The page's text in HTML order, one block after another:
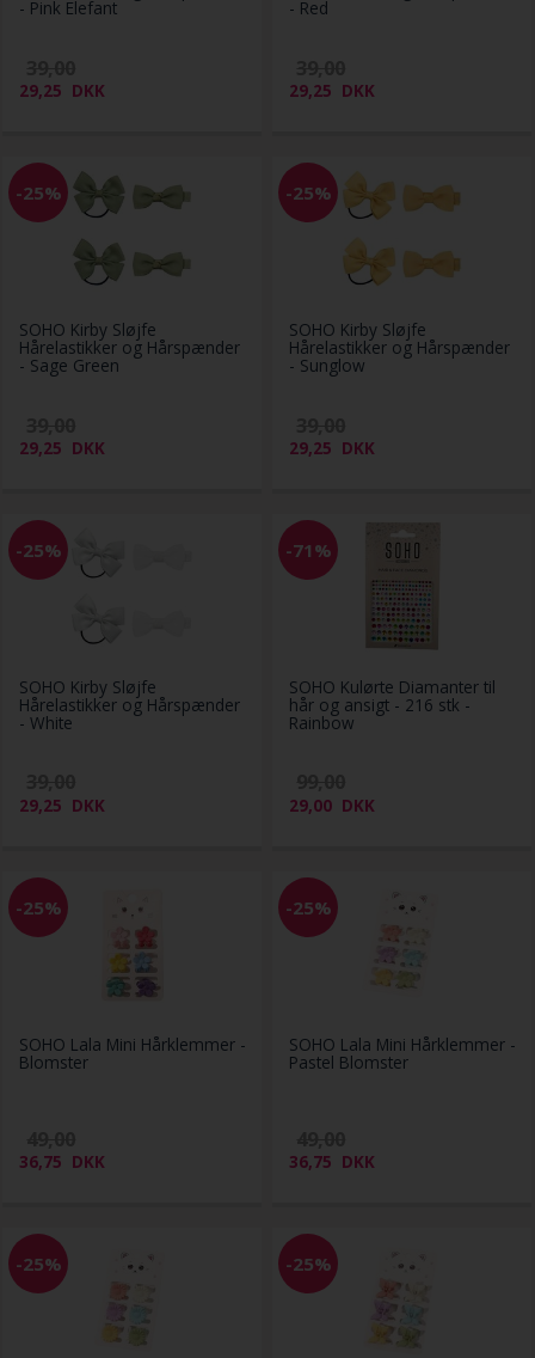
- Pink Elefant
29,25 DKK
- Red
29,25 DKK
-25%
SOHO Kirby Sløjfe
Hårelastikker og Hårspænder
- Sage Green
29,25 DKK
-25%
SOHO Kirby Sløjfe
Hårelastikker og Hårspænder
- Sunglow
29,25 DKK
-25%
SOHO Kirby Sløjfe
Hårelastikker og Hårspænder
- White
29,25 DKK
-71%
SOHO Kulørte Diamanter til
hår og ansigt - 216 stk -
Rainbow
29,00 DKK
-25%
SOHO Lala Mini Hårklemmer -
Blomster
36,75 DKK
-25%
SOHO Lala Mini Hårklemmer -
Pastel Blomster
36,75 DKK
-25% -25%